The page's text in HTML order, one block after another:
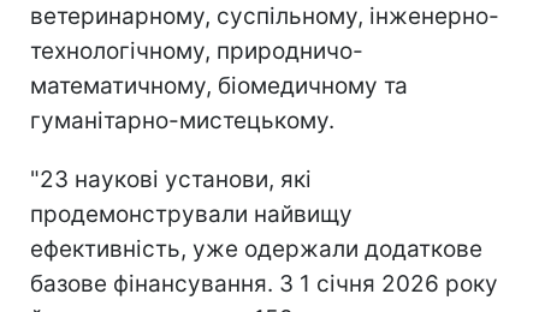
ветеринарному, суспільному, інженерно-
технологічному, природничо-
математичному, біомедичному та
гуманітарно-мистецькому.
"23 наукові установи, які
продемонстрували найвищу
ефективність, уже одержали додаткове
базове фінансування. З 1 січня 2026 року